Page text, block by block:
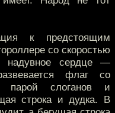
к предстоящим
со скоростью
надувное сердце —
флаг со
парой слоганов и
строка и дудка. В